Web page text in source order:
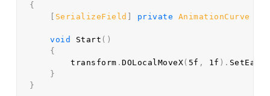
{
SerializeField private AnimationCurve
void Start ( )
{
        transform
.DOLocalMoveX( 5f , 1f ) . SetEase
}
}